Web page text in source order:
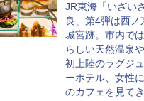
JR東海「いざい
良」第4弾は西ノ
城宮跡。市内で
らしい天然温泉
初上陸のラグジ
ーホテル、女性
のカフェを見て